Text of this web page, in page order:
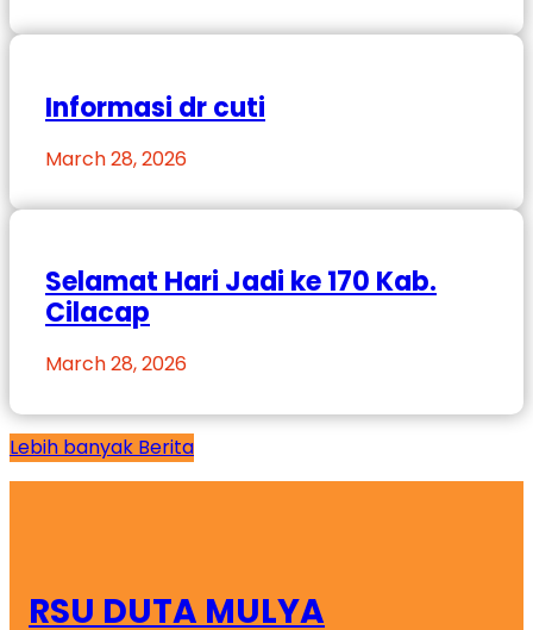
Informasi dr cuti
March 28, 2026
Selamat Hari Jadi ke 170 Kab.
Cilacap
March 28, 2026
Lebih banyak Berita
RSU DUTA MULYA